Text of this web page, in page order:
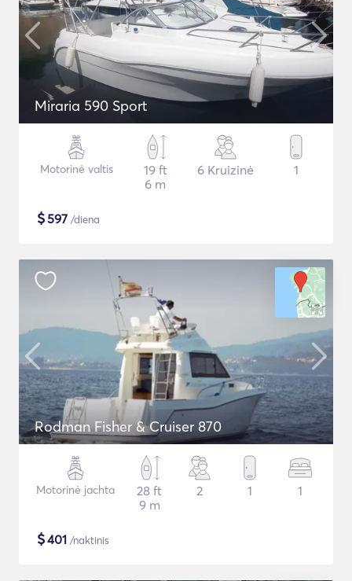
Miraria 590 Sport
Motorinė valtis
19 ft
6 m
6 Kruizinė 1
$597 /diena
Rodman Fisher & Cruiser 870
Motorinė jachta
28 ft
9 m
2 1 1
$401 /naktinis